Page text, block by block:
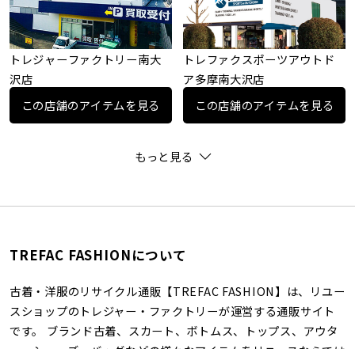
トレジャーファクトリー南大
沢店
この店舗のアイテムを見る
トレファクスポーツアウトド
ア多摩南大沢店
この店舗のアイテムを見る
もっと見る
TREFAC FASHIONについて
古着・洋服のリサイクル通販【TREFAC FASHION】は、リユー
スショップのトレジャー・ファクトリーが運営する通販サイト
です。 ブランド古着、スカート、ボトムス、トップス、アウタ